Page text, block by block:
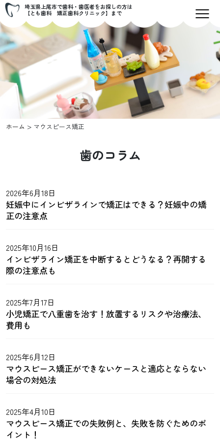
埼玉県上尾市で歯科・歯医者をお探しの方は
【とも歯科 矯正歯科クリニック】まで
ホーム > マウスピース矯正
歯のコラム
2026年6月18日
妊娠中にインビザラインで矯正はできる？妊娠中の矯
正の注意点
2025年10月16日
インビザライン矯正を中断するとどうなる？再開する
際の注意点も
2025年7月17日
小児矯正で八重歯を治す！放置するリスクや治療法、
費用も
2025年6月12日
マウスピース矯正ができないケースと適応とならない
場合の対処法
2025年4月10日
マウスピース矯正での失敗例と、失敗を防ぐためのポ
イント！